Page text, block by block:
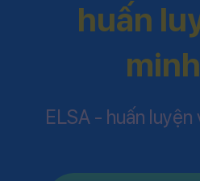
huấn
ELSA - huấn